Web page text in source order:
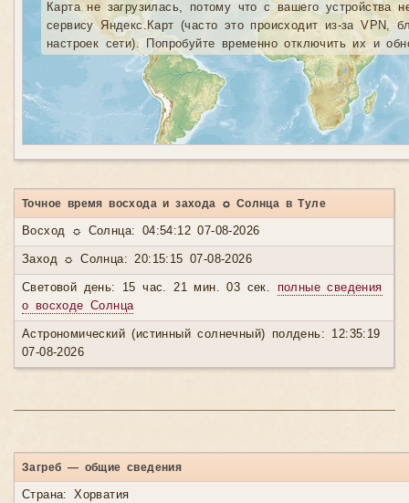
Карта не загрузилась, потому что с вашего устройства
сервису Яндекс.Карт (часто это происходит из-за VPN,
настроек сети). Попробуйте временно отключить их и
Точное время восхода и захода ☼ Солнца в Туле
Восход ☼ Солнца: 04:54:12 07-08-2026
Заход ☼ Солнца: 20:15:15 07-08-2026
Световой день: 15 час. 21 мин. 03 сек. полные сведения
о восходе Солнца
Астрономический (истинный солнечный) полдень: 12:35:19
07-08-2026
Загреб — общие сведения
Страна: Хорватия